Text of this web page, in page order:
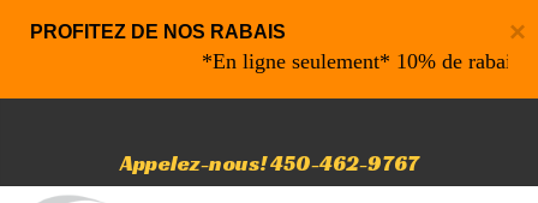
×
PROFITEZ DE NOS RABAIS
*En ligne seulement* 10% de rabais sur
Appelez-nous! 450-462-9767